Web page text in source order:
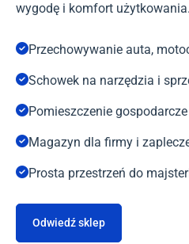
wygodę i komfort użytkowania.
Przechowywanie auta,
Schowek na narzędzia i
Pomieszczenie
Magazyn dla firmy i
Prosta przestrzeń do
Odwiedź sklep